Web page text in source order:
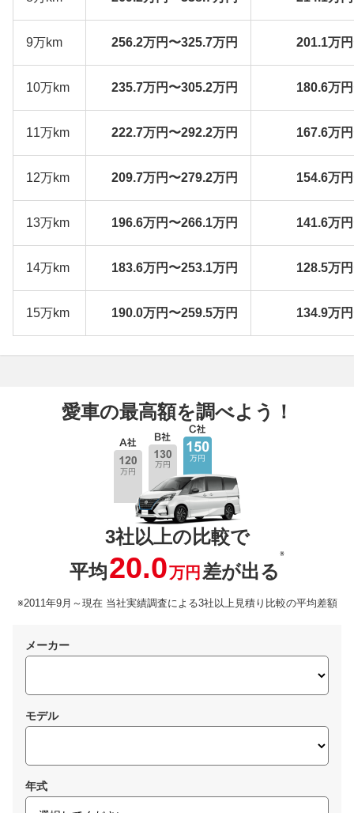
9万km 256.2万円〜325.7万円 201.1万
10万km 235.7万円〜305.2万円 180.6万
11万km 222.7万円〜292.2万円 167.6万
12万km 209.7万円〜279.2万円 154.6万
13万km 196.6万円〜266.1万円 141.6万
14万km 183.6万円〜253.1万円 128.5万
15万km 190.0万円〜259.5万円 134.9万
愛車の最高額を調べよう！
3社以上の比較で
平均20.0万円 差が出る
※
※2011年9月～現在 当社実績調査による3社以上見積り比較の平均差額
メーカー
モデル
年式